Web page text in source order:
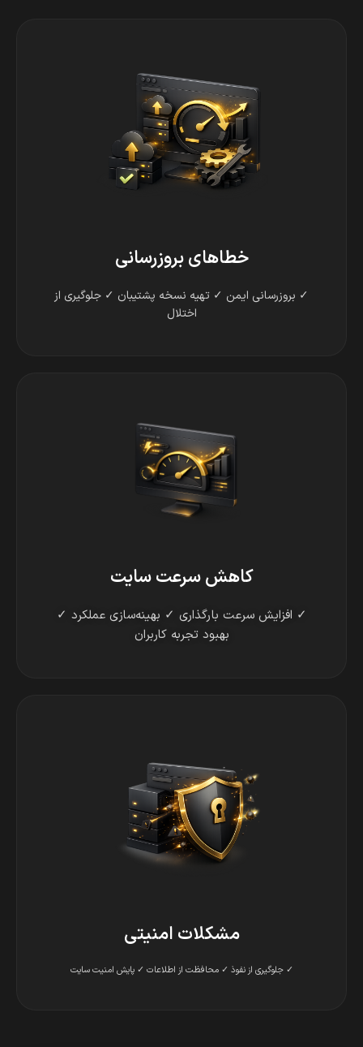
مشکلات امنیتی
✓ جلوگیری از نفوذ ✓ محافظت از اطلاعات ✓ پایش امنیت سایت
کاهش سرعت سایت
✓ افزایش سرعت بارگذاری ✓ بهینه‌سازی عملکرد ✓
بهبود تجربه کاربران
خطاهای بروزرسانی
✓ بروزرسانی ایمن ✓ تهیه نسخه پشتیبان ✓ جلوگیری از
اختلال